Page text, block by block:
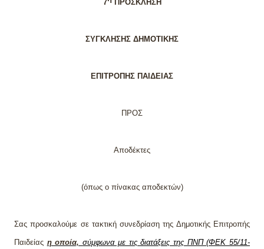
7 ΠΡΟΣΚΛΗΣΗ
ΣΥΓΚΛΗΣΗΣ ΔΗΜΟΤΙΚΗΣ
ΕΠΙΤΡΟΠΗΣ ΠΑΙΔΕΙΑΣ
ΠΡΟΣ
Αποδέκτες
(όπως ο πίνακας αποδεκτών)
Σας προσκαλούμε σε τακτικήσυνεδρίαση της Δημοτικής Επιτροπής
Παιδείας η οποία,σύμφωνα με τις διατάξεις της ΠΝΠ (ΦΕΚ 55/11-